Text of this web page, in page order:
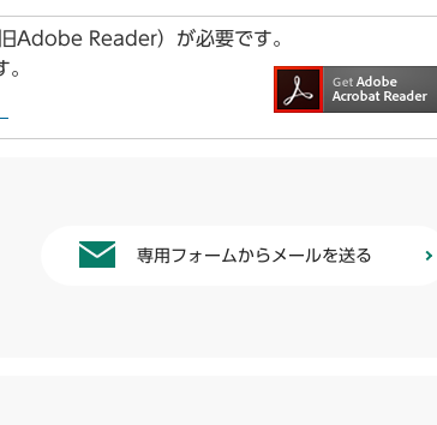
Adobe Reader）が必要です。
専用フォームからメールを送る